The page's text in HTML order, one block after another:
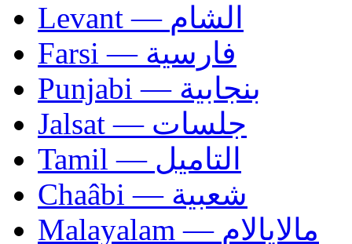
Levant — الشام
Farsi — فارسية
Punjabi — بنجابية
Jalsat — جلسات
Tamil — التاميل
Chaâbi — شعبية
Malayalam — مالايالام